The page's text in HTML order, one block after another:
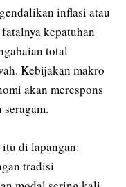
inflasi atau
kepatuhan
total
Kebijakan makro
akan merespons
itu di lapangan:
tradisi